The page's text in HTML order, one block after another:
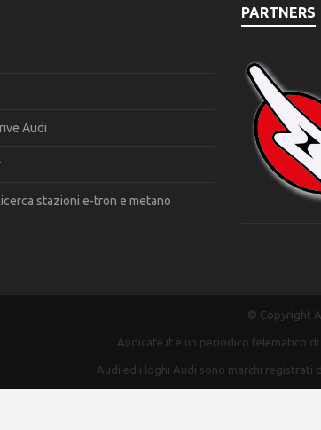
Audi
stazioni e-tron e metano
PARTNERS
© Copyright
Audicafe.it è un periodico telematico
Audi ed i loghi Audi sono marchi registrati